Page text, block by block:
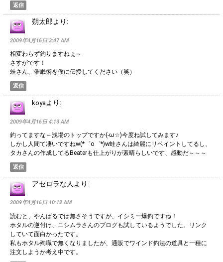
返信
朔太郎より:
2009年4月16日 3:47 AM
相変わらず釣りますねぇ～
さすがです！
蛙さん、催眠術を僕に伝授してください（笑）
返信
koyaより:
2009年4月16日 4:13 AM
釣ってますな～浅場のトップですか(-ω☆)今度ね試してみます♪
しかし人間て凄いですねw(*゜o゜*)w蛙さんは綺麗にリペイントしてるし、
タカさんの作成してるBeaterも仕上がりが素晴らしいです、感動だ～～～
返信
アセロラな人 より:
2009年4月16日 10:12 AM
読むと、やんばるでは無さそうですが、イシミー爆釣ですね！
ホタルの逆付け、ニシムラさんのブログも試しているようでした。リンク
していて面白かったです。
私もホタル殉職で無くなりましたが、通販でワインド釣法の道具と一種に
注文しようか考え中です。